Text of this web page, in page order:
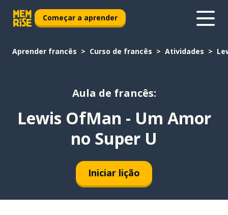
Começar a aprender
Aprender francês Curso de francês Atividades
Aula de francês:
Lewis OfMan - Um Amor
no Super U
Iniciar lição